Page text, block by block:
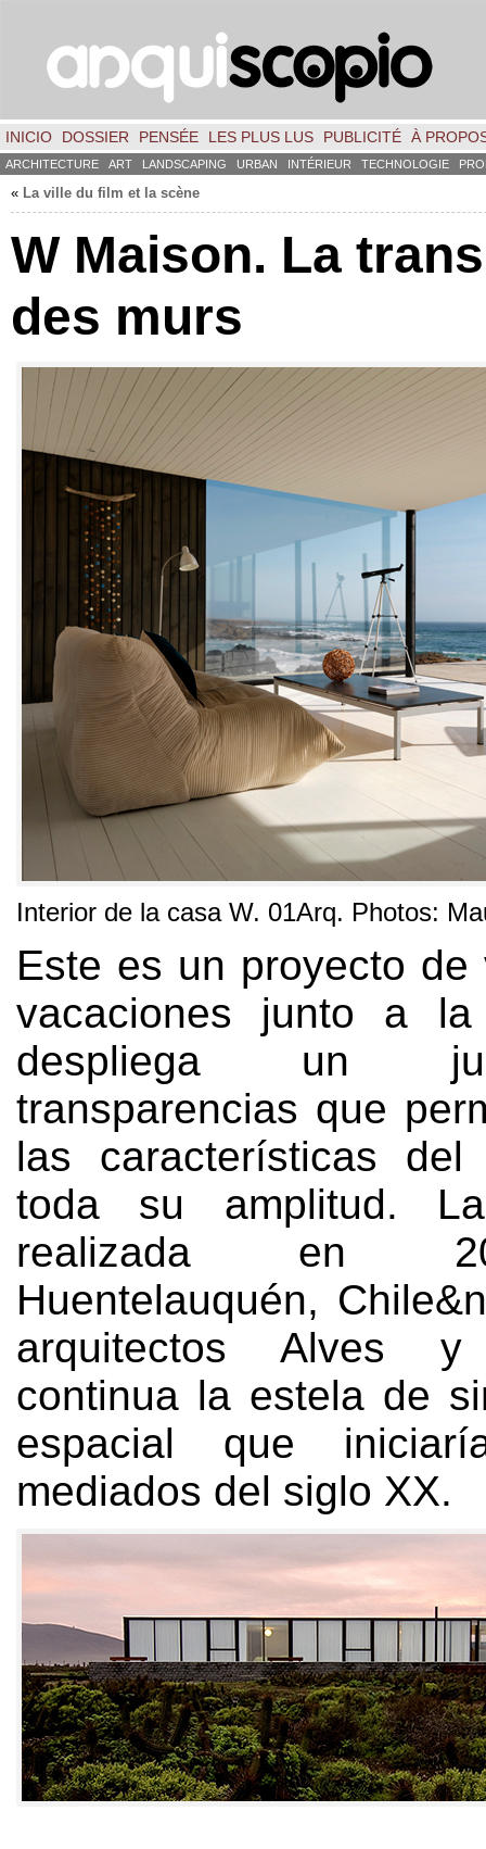
INICIO DOSSIER PENSÉE LES PLUS LUS PUBLICITÉ À
ARCHITECTURE ART LANDSCAPING URBAN INTÉRIEUR TECHNOLOGIE
« La ville du film et la scène
W Maison. La
des murs
Interior de la casa W. 01Arq. Photos:
Este es un proyecto de
vacaciones junto a
despliega un
transparencias que
las características
toda su amplitud.
realizada en
Huentelauquén,
arquitectos Alves y
continua la estela de
espacial que
mediados del siglo XX.